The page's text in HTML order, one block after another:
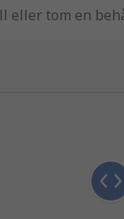
tom en
ska
guidad